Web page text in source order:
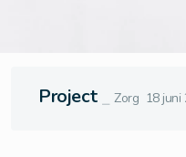
Project Zorg 18 juni